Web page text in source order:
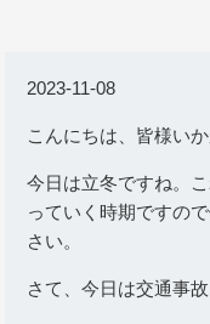
2023-11-08
こんにちは、皆様い
今日は立冬ですね。
っていく時期ですの
さい。
さて、今日は交通事